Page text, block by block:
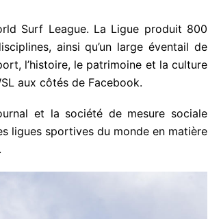
Surf League. La Ligue produit 800
ainsi qu’un large éventail de
l’histoire, le patrimoine et la culture
aux côtés de Facebook.
et la société de mesure sociale
ligues sportives du monde en matière